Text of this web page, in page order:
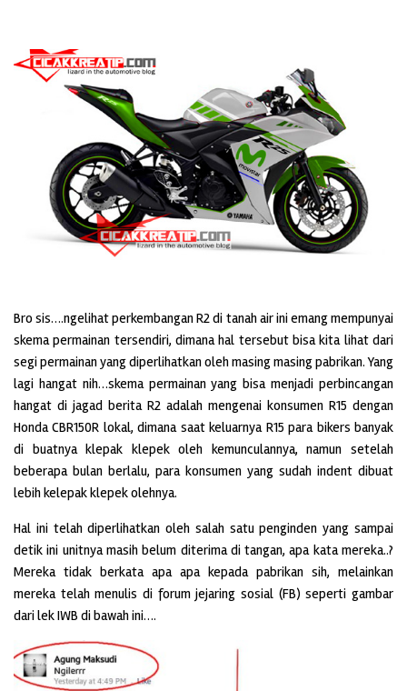
Bro sis….ngelihat perkembangan R2 di tanah air ini emang mempunyai
skema permainan tersendiri, dimana hal tersebut bisa kita lihat dari
segi permainan yang diperlihatkan oleh masing masing pabrikan. Yang
lagi hangat nih…skema permainan yang bisa menjadi perbincangan
hangat di jagad berita R2 adalah mengenai konsumen R15 dengan
Honda CBR150R lokal, dimana saat keluarnya R15 para bikers banyak
di buatnya klepak klepek oleh kemunculannya, namun setelah
beberapa bulan berlalu, para konsumen yang sudah indent dibuat
lebih kelepak klepek olehnya.
Hal ini telah diperlihatkan oleh salah satu penginden yang sampai
detik ini unitnya masih belum diterima di tangan, apa kata mereka..?
Mereka tidak berkata apa apa kepada pabrikan sih, melainkan
mereka telah menulis di forum jejaring sosial (FB) seperti gambar
dari lek IWB di bawah ini….